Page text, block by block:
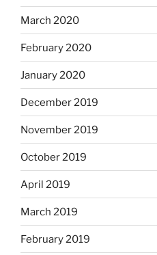
March 2020
February 2020
January 2020
December 2019
November 2019
October 2019
April 2019
March 2019
February 2019